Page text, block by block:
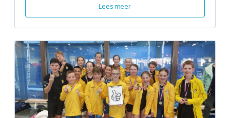
Lees meer